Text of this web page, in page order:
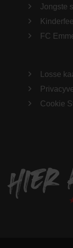
Jongste
FC
Losse
Cookie